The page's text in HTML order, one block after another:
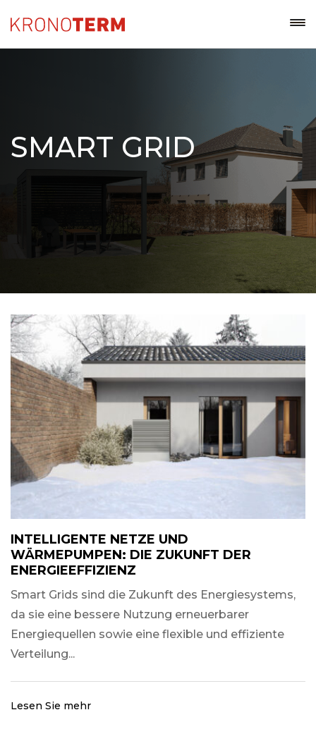
SMART GRID
INTELLIGENTE NETZE UND
WÄRMEPUMPEN: DIE ZUKUNFT DER
ENERGIEEFFIZIENZ
Smart Grids sind die Zukunft des Energiesystems,
da sie eine bessere Nutzung erneuerbarer
Energiequellen sowie eine flexible und effiziente
Verteilung...
Lesen Sie mehr